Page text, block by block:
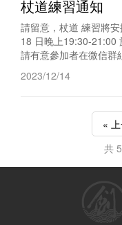
杖道練習通知
請留意，杖道 練習將
18 日晚上19:30-21:00
請有意參加者在微信群
席。謝謝。
2023/12/14
«
共